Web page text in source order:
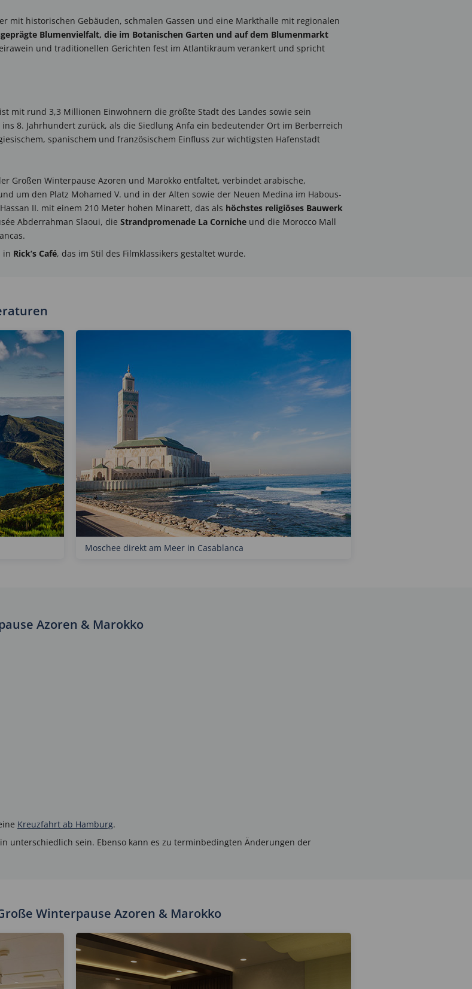
mit historischen Gebäuden, schmalen Gassen und eine Markthalle mit regionalen
Blumenvielfalt, die im Botanischen Garten und auf dem Blumenmarkt
und traditionellen Gerichten fest im Atlantikraum verankert und spricht
mit rund 3,3 Millionen Einwohnern die größte Stadt des Landes sowie sein
8. Jahrhundert zurück, als die Siedlung Anfa ein bedeutender Ort im Berberreich
spanischem und französischem Einfluss zur wichtigsten Hafenstadt
Großen Winterpause Azoren und Marokko entfaltet, verbindet arabische,
um den Platz Mohamed V. und in der Alten sowie der Neuen Medina im Habous-
II. mit einem 210 Meter hohen Minarett, das als höchstes religiöses Bauwerk
Abderrahman Slaoui, die Strandpromenade La Corniche und die Morocco Mall
in Rick’s Café, das im Stil des Filmklassikers gestaltet wurde.
Moschee direkt am Meer in Casablanca
Azoren & Marokko
Kreuzfahrt ab Hamburg.
unterschiedlich sein. Ebenso kann es zu terminbedingten Änderungen der
Winterpause Azoren & Marokko